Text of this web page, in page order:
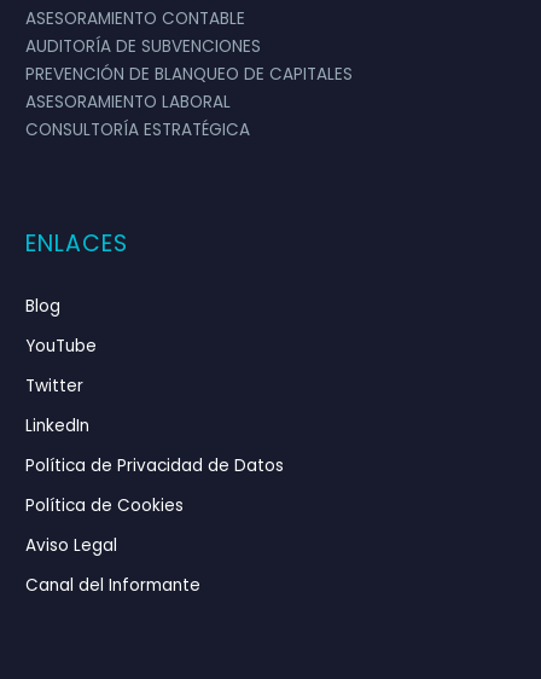
ASESORAMIENTO CONTABLE
AUDITORÍA DE SUBVENCIONES
PREVENCIÓN DE BLANQUEO DE CAPITALES
ASESORAMIENTO LABORAL
CONSULTORÍA ESTRATÉGICA
ENLACES
Blog
YouTube
Twitter
LinkedIn
Política de Privacidad de Datos
Política de Cookies
Aviso Legal
Canal del Informante